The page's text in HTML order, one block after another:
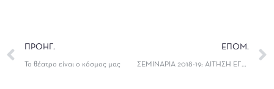
ΠΡΟΗΓ.
Το θέατρο είναι ο κόσμος μας
ΕΠΟΜ.
ΣΕΜΙΝΑΡΙΑ 2018-19: ΑΙΤΗΣΗ ΕΓΓΡΑΦΗΣ ΓΙΑ ΕΝΗΛΙΚΟΥΣ